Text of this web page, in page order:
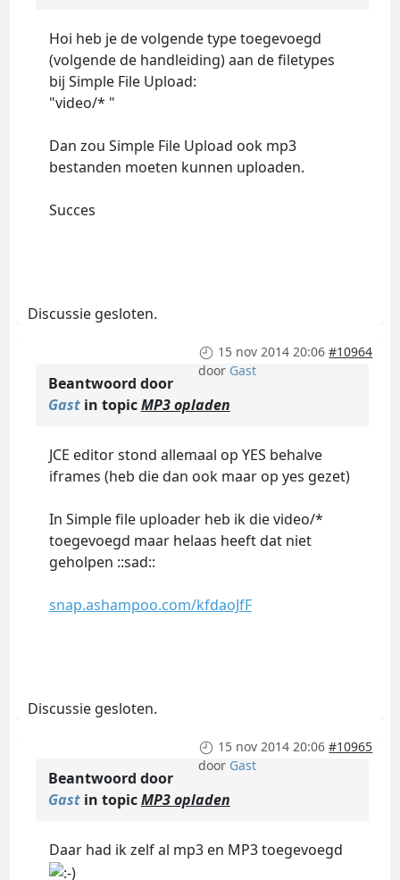
Hoi heb je de volgende type toegevoegd
(volgende de handleiding) aan de filetypes
bij Simple File Upload:
"video/* "
Dan zou Simple File Upload ook mp3
bestanden moeten kunnen uploaden.
Succes
Discussie gesloten.
15 nov 2014 20:06 #10964
door Gast
Beantwoord door
Gastin topicMP3 opladen
JCE editor stond allemaal op YES behalve
iframes (heb die dan ook maar op yes gezet)
In Simple file uploader heb ik die video/*
toegevoegd maar helaas heeft dat niet
geholpen ::sad::
snap.ashampoo.com/kfdaoJfF
Discussie gesloten.
15 nov 2014 20:06 #10965
door Gast
Beantwoord door
Gastin topicMP3 opladen
Daar had ik zelf al mp3 en MP3 toegevoegd